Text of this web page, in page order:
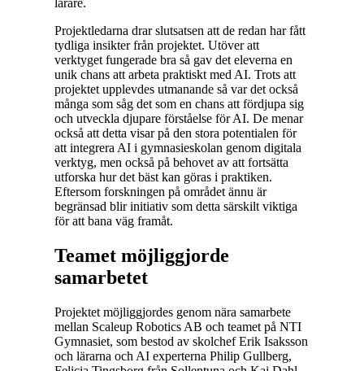
Projektledarna drar slutsatsen att de redan har fått
tydliga insikter från projektet. Utöver att
verktyget fungerade bra så gav det eleverna en
unik chans att arbeta praktiskt med AI. Trots att
projektet upplevdes utmanande så var det också
många som såg det som en chans att fördjupa sig
och utveckla djupare förståelse för AI. De menar
också att detta visar på den stora potentialen för
att integrera AI i gymnasieskolan genom digitala
verktyg, men också på behovet av att fortsätta
utforska hur det bäst kan göras i praktiken.
Eftersom forskningen på området ännu är
begränsad blir initiativ som detta särskilt viktiga
för att bana väg framåt.
Teamet möjliggjorde
samarbetet
Projektet möjliggjordes genom nära samarbete
mellan Scaleup Robotics AB och teamet på NTI
Gymnasiet, som bestod av skolchef Erik Isaksson
och lärarna och AI experterna Philip Gullberg,